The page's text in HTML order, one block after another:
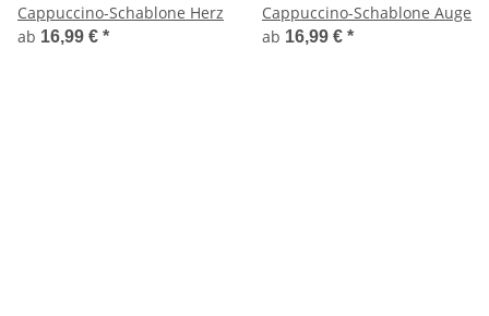
Cappuccino-Schablone Herz
ab 16,99 € *
Cappuccino-Schablone Auge
ab 16,99 € *